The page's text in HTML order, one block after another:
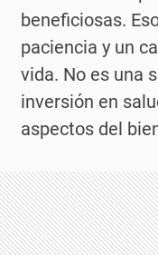
beneficiosas.
paciencia y un
vida. No es una
inversión en
aspectos del